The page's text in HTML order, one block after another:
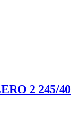
2 245/40